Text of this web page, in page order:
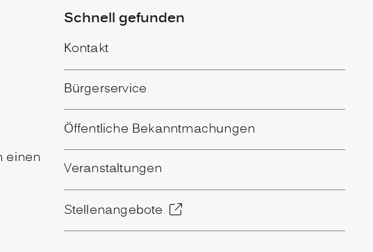
einen
Schnell gefunden
Kontakt
Bürgerservice
Öffentliche Bekanntmachungen
Veranstaltungen
Stellenangebote